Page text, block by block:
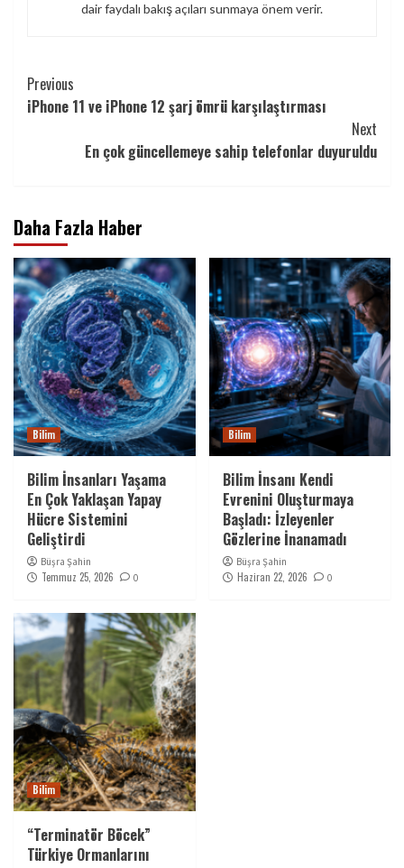
dair faydalı bakış açıları sunmaya önem verir.
Continue
Reading
Previous
iPhone 11 ve iPhone 12 şarj ömrü karşılaştırması
Next
En çok güncellemeye sahip telefonlar duyuruldu
Daha Fazla Haber
Bilim
Bilim İnsanları Yaşama
En Çok Yaklaşan Yapay
Hücre Sistemini
Geliştirdi
Büşra Şahin
Temmuz 25, 2026 0
Bilim
Bilim İnsanı Kendi
Evrenini Oluşturmaya
Başladı: İzleyenler
Gözlerine İnanamadı
Büşra Şahin
Haziran 22, 2026 0
Bilim
“Terminatör Böcek”
Türkiye Ormanlarını